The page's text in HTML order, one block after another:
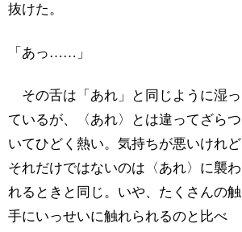
抜けた。
「あっ……」
その舌は「あれ」と同じように湿っ
ているが、〈あれ〉とは違ってざらつ
いてひどく熱い。気持ちが悪いけれど
それだけではないのは〈あれ〉に襲わ
れるときと同じ。いや、たくさんの触
手にいっせいに触れられるのと比べ